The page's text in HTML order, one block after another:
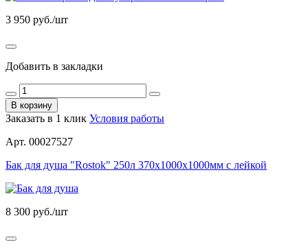
3 950 руб./шт
Добавить в закладки
В корзину
Заказать в 1 клик Условия работы
Арт. 00027527
Бак для душа "Rostok" 250л 370x1000x1000мм с лейкой
8 300 руб./шт